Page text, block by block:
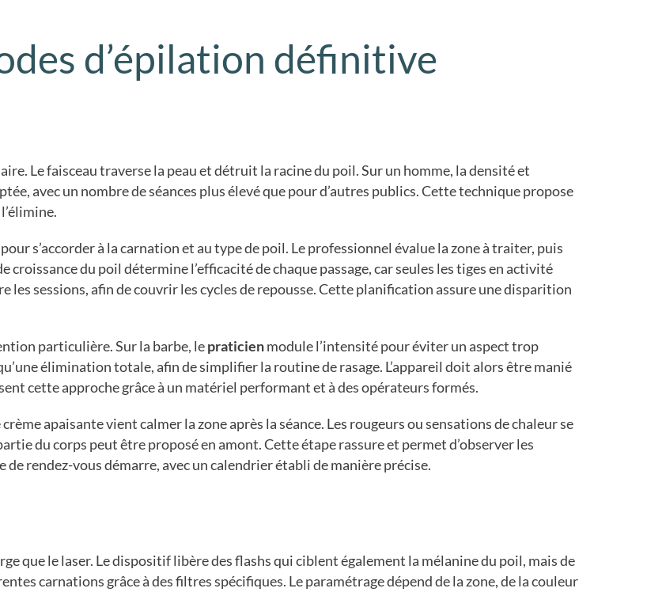
d’épilation définitive
Le faisceau traverse la peau et détruit la racine du poil. Sur un homme, la densité et
avec un nombre de séances plus élevé que pour d’autres publics. Cette technique propose
s’accorder à la carnation et au type de poil. Le professionnel évalue la zone à traiter, puis
du poil détermine l’efficacité de chaque passage, car seules les tiges en activité
les sessions, afin de couvrir les cycles de repousse. Cette planification assure une disparition
particulière. Sur la barbe, lepraticienmodule l’intensité pour éviter un aspect trop
élimination totale, afin de simplifier la routine de rasage. L’appareil doit alors être manié
cette approche grâce à un matériel performant et à des opérateurs formés.
apaisante vient calmer la zone après la séance. Les rougeurs ou sensations de chaleur se
du corps peut être proposé en amont. Cette étape rassure et permet d’observer les
de rendez-vous démarre, avec un calendrier établi de manière précise.
que le laser. Le dispositif libère des flashs qui ciblent également la mélanine du poil, mais de
carnations grâce à des filtres spécifiques. Le paramétrage dépend de la zone, de la couleur